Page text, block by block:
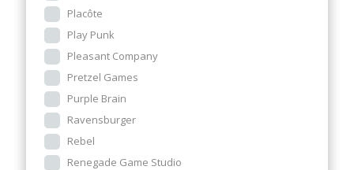
Placôte
Play Punk
Pleasant Company
Pretzel Games
Purple Brain
Ravensburger
Rebel
Renegade Game Studio